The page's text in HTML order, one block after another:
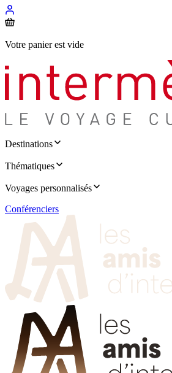
Votre panier est vide
Destinations
Thématiques
Voyages personnalisés
Conférenciers